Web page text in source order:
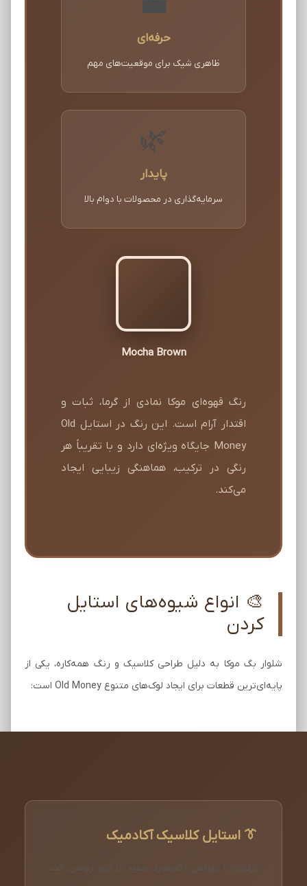
حرفه‌ای
ظاهری شیک برای موقعیت‌های مهم
🌿
پایدار
سرمایه‌گذاری در محصولات با دوام بالا
Mocha Brown
رنگ قهوه‌ای موکا نمادی از گرما، ثبات و
اقتدار آرام است. این رنگ در استایل Old
Money جایگاه ویژه‌ای دارد و با تقریباً هر
رنگی در ترکیب، هماهنگی زیبایی ایجاد
می‌کند.
🎨 انواع شیوه‌های استایل
کردن
شلوار بگ موکا به دلیل طراحی کلاسیک و رنگ همه‌کاره، یکی از
پایه‌ای‌ترین قطعات برای ایجاد لوک‌های متنوع Old Money است:
👔 استایل کلاسیک آکادمیک
ترکیب با پیراهن آکسفورد سفید یا آبی روشن، کت